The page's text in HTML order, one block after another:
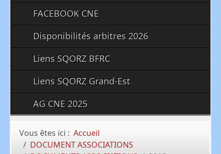
FACEBOOK CNE
Disponibilités arbitres 2026
Liens SQORZ BFRC
Liens SQORZ Grand-Est
AG CNE 2025
Vous êtes ici : Accueil
DOCUMENT ASSOCIATIONS